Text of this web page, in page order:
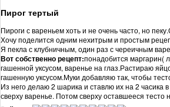
Пирог тертый
Пироги с вареньем хоть и не очень часто, но
Хочу поделится одним нехитрым и простым
Я пекла с клубничным, один раз с череичным
Вот собственно рецепт:понадобится маргарин(
гашенной уксусом, варенье на глаз.Растираю
гашенную уксусом.Муки добавляю так, чтобы
Из него делаю 2 шарика и ставлю их на 2
сверху варенье. Потом сверху оставшееся